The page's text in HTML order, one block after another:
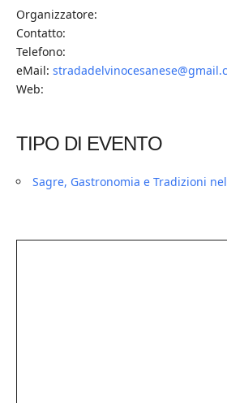
Organizzatore:
Contatto:
Telefono:
eMail:
Web:
TIPO DI EVENTO
Sagre, Gastronomia e Tradizioni